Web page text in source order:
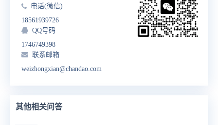
电话(微信)
18561939726
QQ号码
1746749398
联系邮箱
weizhongxian@chandao.com
其他相关问答